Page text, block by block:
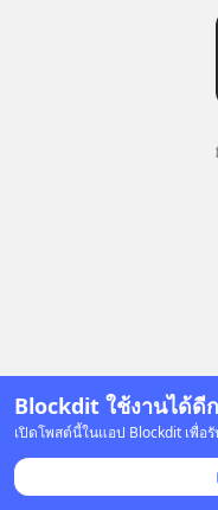
Blockdit ใช้งานได้ดี
เปิดโพสต์นี้ในแอป Blockdit เพื่อ